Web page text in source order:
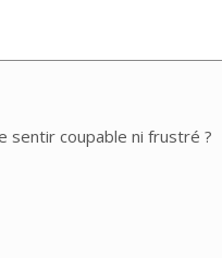
sentir coupable ni frustré ?